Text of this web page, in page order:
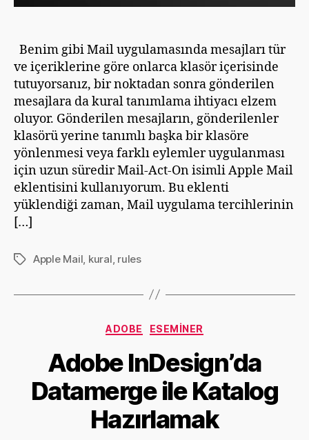
Benim gibi Mail uygulamasında mesajları tür
ve içeriklerine göre onlarca klasör içerisinde
tutuyorsanız, bir noktadan sonra gönderilen
mesajlara da kural tanımlama ihtiyacı elzem
oluyor. Gönderilen mesajların, gönderilenler
klasörü yerine tanımlı başka bir klasöre
yönlenmesi veya farklı eylemler uygulanması
için uzun süredir Mail-Act-On isimli Apple Mail
eklentisini kullanıyorum. Bu eklenti
yüklendiği zaman, Mail uygulama tercihlerinin
[…]
EtiketlerApple Mail, kural, rules
Kategoriler
ADOBE ESEMINER
Adobe InDesign’da
Datamerge ile Katalog
Hazırlamak
a
z
a
r
D
e